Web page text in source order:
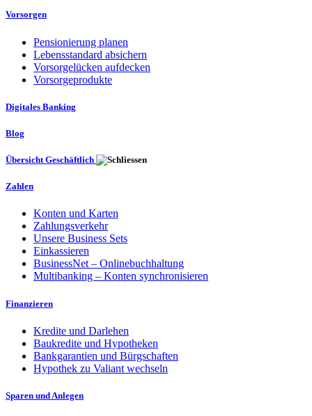
Vorsorgen
Pensionierung planen
Lebensstandard absichern
Vorsorgelücken aufdecken
Vorsorgeprodukte
Digitales Banking
Blog
Übersicht Geschäftlich
Zahlen
Konten und Karten
Zahlungsverkehr
Unsere Business Sets
Einkassieren
BusinessNet – Onlinebuchhaltung
Multibanking – Konten synchronisieren
Finanzieren
Kredite und Darlehen
Baukredite und Hypotheken
Bankgarantien und Bürgschaften
Hypothek zu Valiant wechseln
Sparen und Anlegen